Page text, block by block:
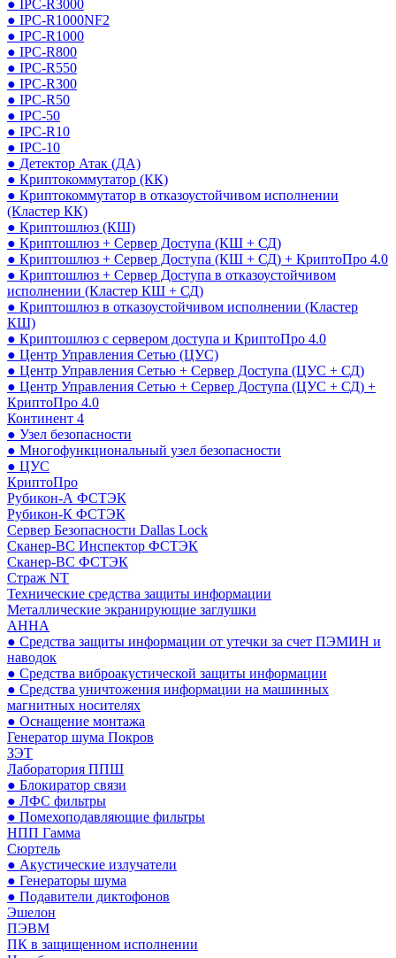
● IPC-R3000
● IPC-R1000NF2
● IPC-R1000
● IPC-R800
● IPC-R550
● IPC-R300
● IPC-R50
● IPC-50
● IPC-R10
● IPC-10
● Детектор Атак (ДА)
● Криптокоммутатор (КК)
● Криптокоммутатор в отказоустойчивом исполнении
(Кластер КК)
● Криптошлюз (КШ)
● Криптошлюз + Сервер Доступа (КШ + СД)
● Криптошлюз + Сервер Доступа (КШ + СД) + КриптоПро 4.0
● Криптошлюз + Сервер Доступа в отказоустойчивом
исполнении (Кластер КШ + СД)
● Криптошлюз в отказоустойчивом исполнении (Кластер
КШ)
● Криптошлюз с сервером доступа и КриптоПро 4.0
● Центр Управления Сетью (ЦУС)
● Центр Управления Сетью + Сервер Доступа (ЦУС + СД)
● Центр Управления Сетью + Сервер Доступа (ЦУС + СД) +
КриптоПро 4.0
Континент 4
● Узел безопасности
● Многофункциональный узел безопасности
● ЦУС
КриптоПро
Рубикон-А ФСТЭК
Рубикон-К ФСТЭК
Сервер Безопасности Dallas Lock
Сканер-ВС Инспектор ФСТЭК
Сканер-ВС ФСТЭК
Страж NT
Технические средства защиты информации
Металлические экранирующие заглушки
АННА
● Средства защиты информации от утечки за счет ПЭМИН и
наводок
● Средства виброакустической защиты информации
● Средства уничтожения информации на машинных
магнитных носителях
● Оснащение монтажа
Генератор шума Покров
ЗЭТ
Лаборатория ППШ
● Блокиратор связи
● ЛФС фильтры
● Помехоподавляющие фильтры
НПП Гамма
Сюртель
● Акустические излучатели
● Генераторы шума
● Подавители диктофонов
Эшелон
ПЭВМ
ПК в защищенном исполнении